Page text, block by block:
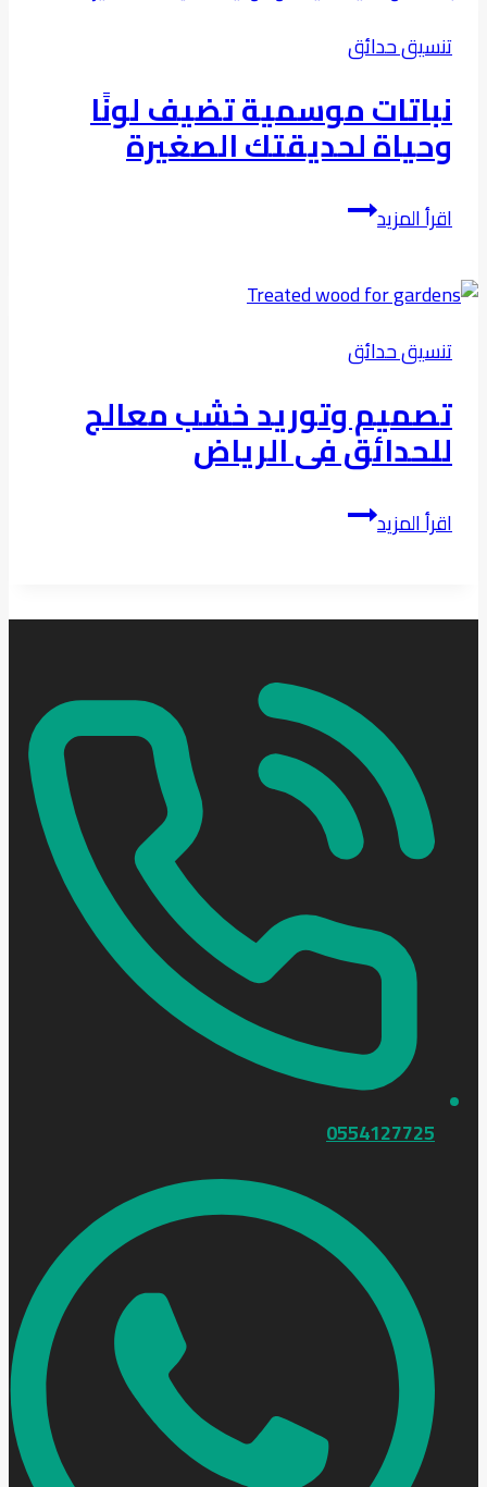
حدائق
في
المملكة
السعودية
تنسيق حدائق
نباتات موسمية تضيف لونًا
وحياة لحديقتك الصغيرة
اقرأ المزيدنباتات
موسمية
لونًا
لحديقتك
تنسيق حدائق
تصميم وتوريد خشب معالج
للحدائق فى الرياض
اقرأ المزيدتصميم
وتوريد
الرياض
0554127725